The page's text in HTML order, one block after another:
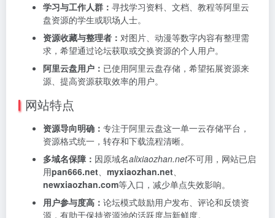
学习与工作人群： 寻找学习资料、文档、教程等阿里云
盘资源的学生或职场人士。
资源收藏与整理者： 对图片、动漫等数字内容有整理需
求，希望通过论坛获取或交换资源的个人用户。
阿里云盘用户： 已使用阿里云盘存储，希望拓展资源来
源、提高资源获取效率的用户。
网站特点
资源导向明确： 专注于阿里云盘这一单一云存储平台，
资源格式统一，转存和下载流程清晰。
多域名保障： 因原域名alixiaozhan.net不可用，网站已启
用pan666.net、 myxiaozhan.net、
newxiaozhan.com等入口，减少单点失效影响。
用户参与度高： 论坛模式鼓励用户发布、评论和反馈资
源，有助于保持资源池的活跃度与新鲜度。